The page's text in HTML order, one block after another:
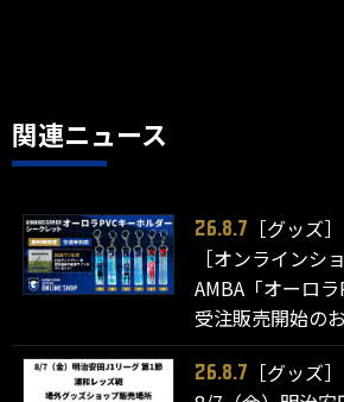
関連ニュース
26.8.7
［グッズ］
［オンラインシ
AMBA「オーロラ
受注販売開始の
26.8.7
［グッズ］